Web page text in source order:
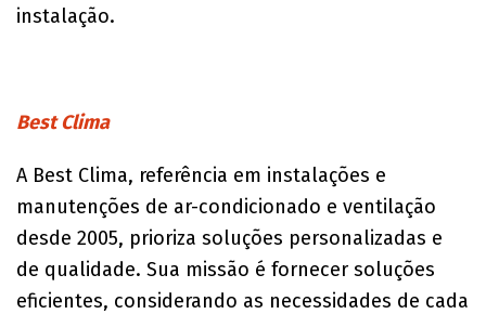
instalação.
Best Clima
A Best Clima, referência em instalações e
manutenções de ar-condicionado e ventilação
desde 2005, prioriza soluções personalizadas e
de qualidade. Sua missão é fornecer soluções
eficientes, considerando as necessidades de cada